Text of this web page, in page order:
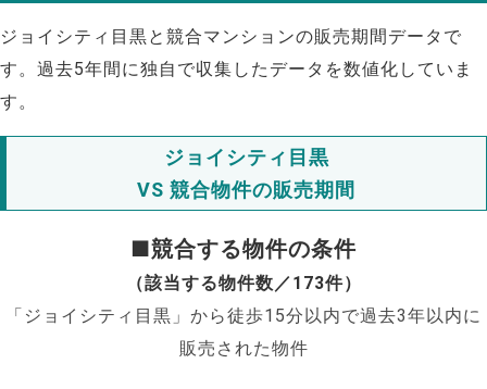
ジョイシティ目黒と競合マンションの販売期間データで
す。過去5年間に独自で収集したデータを数値化していま
す。
ジョイシティ目黒
VS 競合物件の販売期間
■競合する物件の条件
（該当する物件数／173件）
「ジョイシティ目黒」から徒歩15分以内で過去3年以内に
販売された物件